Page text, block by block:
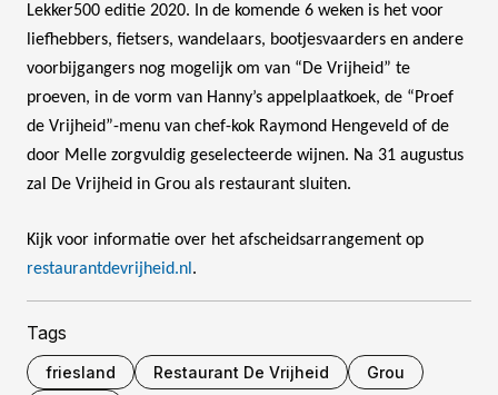
Lekker500 editie 2020. In de komende 6 weken is het voor
liefhebbers, fietsers, wandelaars, bootjesvaarders en andere
voorbijgangers nog mogelijk om van “De Vrijheid” te
proeven, in de vorm van Hanny’s appelplaatkoek, de “Proef
de Vrijheid”-menu van chef-kok Raymond Hengeveld of de
door Melle zorgvuldig geselecteerde wijnen. Na 31 augustus
zal De Vrijheid in Grou als restaurant sluiten.
Kijk voor informatie over het afscheidsarrangement op
restaurantdevrijheid.nl .
Tags
friesland Restaurant De Vrijheid
Grou